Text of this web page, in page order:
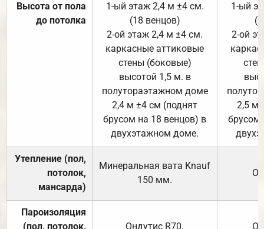
Высота от пола
до потолка
1-ый этаж 2,4 м ±4 см.
(18 венцов)
2-ой этаж 2,4 м ±4 см.
каркасные аттиковые
стены (боковые)
высотой 1,5 м. в
полутораэтажном доме
2,4 м ±4 см (поднят
брусом на 18 венцов) в
двухэтажном доме.
1-ый
2-ой
2,5 м
брусом
Утепление (пол,
потолок,
мансарда)
Минеральная вата Knauf
150 мм.
Пароизоляция
(пол, потолок,
Ондутис R70.